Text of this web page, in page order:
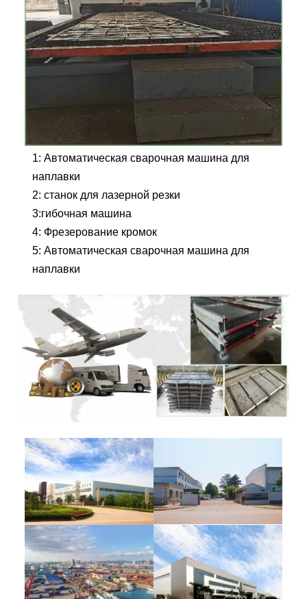
1: Автоматическая сварочная машина для
наплавки
2: станок для лазерной резки
3:гибочная машина
4: Фрезерование кромок
5: Автоматическая сварочная машина для
наплавки